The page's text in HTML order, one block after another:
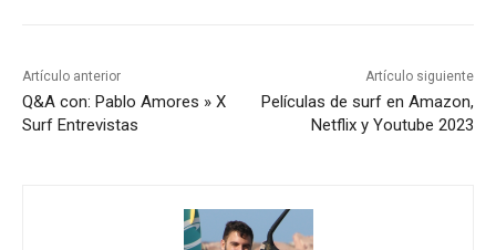
Artículo anterior
Q&A con: Pablo Amores » X
Surf Entrevistas
Artículo siguiente
Películas de surf en Amazon,
Netflix y Youtube 2023